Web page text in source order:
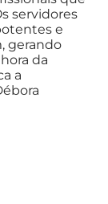
servidores
e
gerando
da
a